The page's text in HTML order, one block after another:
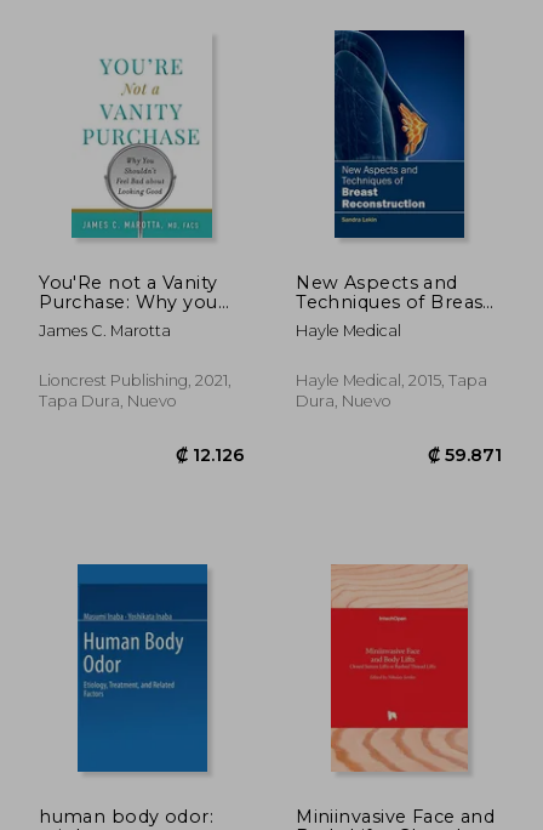
You'Re not a Vanity
Purchase: Why you
Shouldn'T Feel bad
About Looking Good
James C. Marotta
Lioncrest Publishing, 2021,
Tapa Dura, Nuevo
New Aspects and
Techniques of Breast
Reconstruction (en
Inglés)
Hayle Medical
Hayle Medical, 2015, Tapa
Dura, Nuevo
human body odor:
Miniinvasive Face and